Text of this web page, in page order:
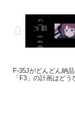
F-35Jがどんどん納品
「F3」の計画はどう